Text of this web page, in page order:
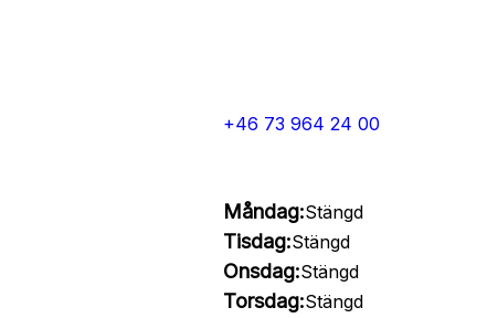
+46 73 964 24 00
Måndag:Stängd
Tisdag:Stängd
Onsdag:Stängd
Torsdag:Stängd